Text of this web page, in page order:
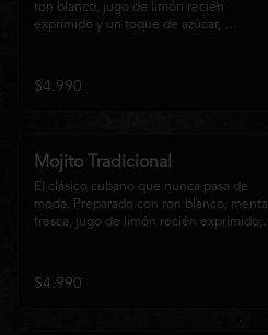
ron blanco, jugo de limón recién
exprimido y un toque de azúcar,
cóctel equilibrado, de notas cítricas y
sabor intenso, perfecto para disfrutar en
$4.990
Mojito Tradicional
El clásico cubano que nunca pasa de
moda. Preparado con ron blanco, menta
fresca, jugo de limón recién exprimido,
aromático y perfectamente equilibrado,
ideal para disfrutar en cualquier ocasión.
$4.990